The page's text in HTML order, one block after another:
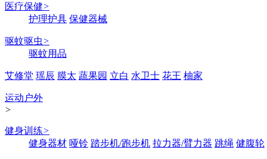
医疗保健>
护理护具 保健器械
驱蚊驱虫>
驱蚊用品
艾修堂 瑶辰 膜太 蔬果园 立白 水卫士 花王 柚家
运动户外
>
健身训练>
健身器材 哑铃 踏步机/跑步机 拉力器/臂力器 跳绳 健腹轮